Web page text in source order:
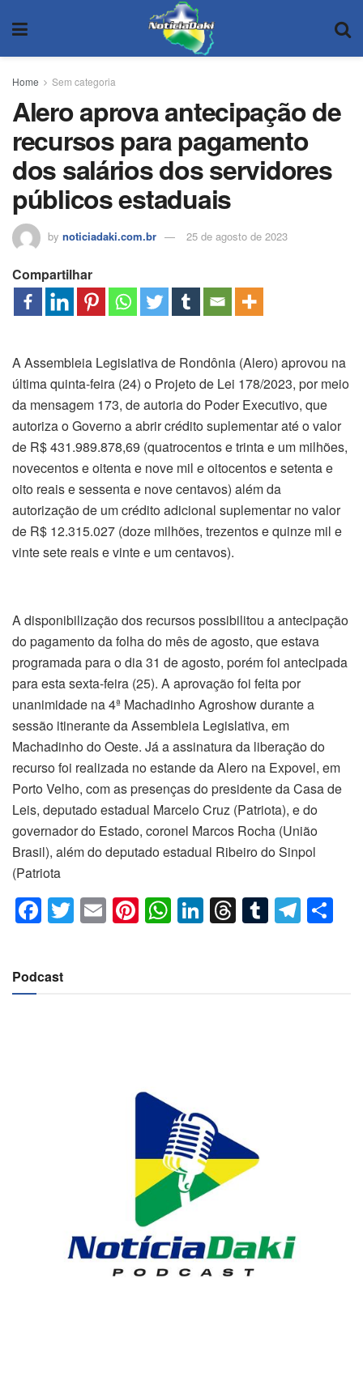
Home Sem categoria
Alero aprova antecipação de
recursos para pagamento
dos salários dos servidores
públicos estaduais
by noticiadaki.com.br 25 de agosto de 2023
Compartilhar
A Assembleia Legislativa de Rondônia (Alero) aprovou na
última quinta-feira (24) o Projeto de Lei 178/2023, por meio
da mensagem 173, de autoria do Poder Executivo, que
autoriza o Governo a abrir crédito suplementar até o valor
de R$ 431.989.878,69 (quatrocentos e trinta e um milhões,
novecentos e oitenta e nove mil e oitocentos e setenta e
oito reais e sessenta e nove centavos) além da
autorização de um crédito adicional suplementar no valor
de R$ 12.315.027 (doze milhões, trezentos e quinze mil e
vinte sete reais e vinte e um centavos).
A disponibilização dos recursos possibilitou a antecipação
do pagamento da folha do mês de agosto, que estava
programada para o dia 31 de agosto, porém foi antecipada
para esta sexta-feira (25). A aprovação foi feita por
unanimidade na 4ª Machadinho Agroshow durante a
sessão itinerante da Assembleia Legislativa, em
Machadinho do Oeste. Já a assinatura da liberação do
recurso foi realizada no estande da Alero na Expovel, em
Porto Velho, com as presenças do presidente da Casa de
Leis, deputado estadual Marcelo Cruz (Patriota), e do
governador do Estado, coronel Marcos Rocha (União
Brasil), além do deputado estadual Ribeiro do Sinpol
(Patriota
F
a
e
T
wi
E
m
Pi
nt
W
h
Li
n
T
hr
T
u
T
el
Podcast